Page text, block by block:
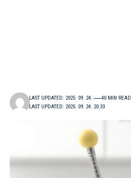
LAST UPDATED: 2025. 09. 24. 20:33
LAST UPDATED: 2025. 09. 24. 40 MIN READ